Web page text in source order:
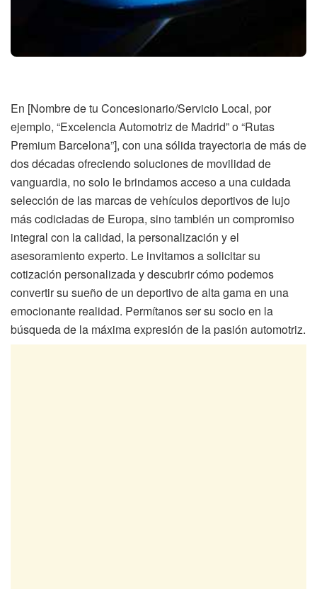
En [Nombre de tu Concesionario/Servicio Local, por
ejemplo, “Excelencia Automotriz de Madrid” o “Rutas
Premium Barcelona”], con una sólida trayectoria de más de
dos décadas ofreciendo soluciones de movilidad de
vanguardia, no solo le brindamos acceso a una cuidada
selección de las marcas de vehículos deportivos de lujo
más codiciadas de Europa, sino también un compromiso
integral con la calidad, la personalización y el
asesoramiento experto. Le invitamos a solicitar su
cotización personalizada y descubrir cómo podemos
convertir su sueño de un deportivo de alta gama en una
emocionante realidad. Permítanos ser su socio en la
búsqueda de la máxima expresión de la pasión automotriz.